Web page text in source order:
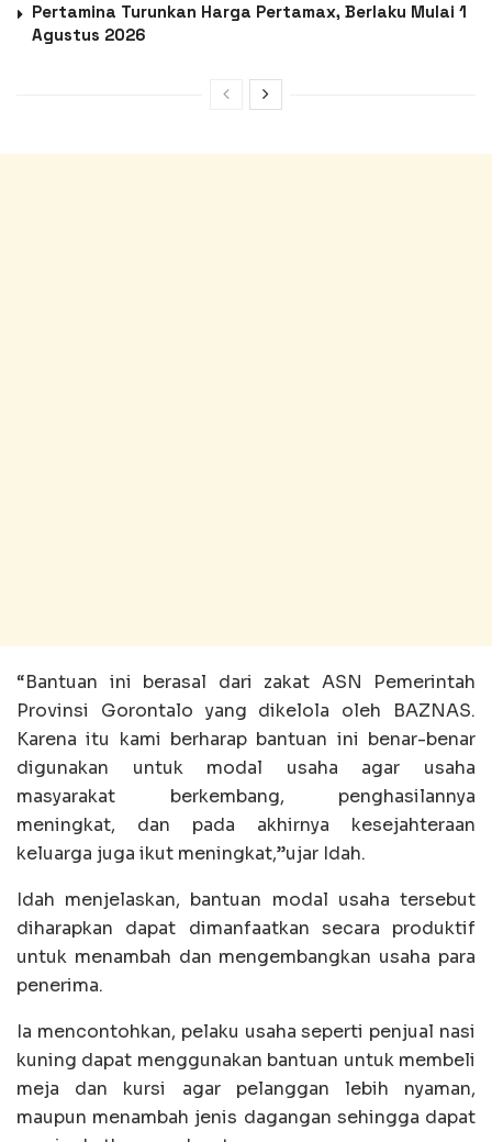
Pertamina Turunkan Harga Pertamax, Berlaku Mulai 1
Agustus 2026
“Bantuan ini berasal dari zakat ASN Pemerintah
Provinsi Gorontalo yang dikelola oleh BAZNAS.
Karena itu kami berharap bantuan ini benar-benar
digunakan untuk modal usaha agar usaha
masyarakat berkembang, penghasilannya
meningkat, dan pada akhirnya kesejahteraan
keluarga juga ikut meningkat,”ujar Idah.
Idah menjelaskan, bantuan modal usaha tersebut
diharapkan dapat dimanfaatkan secara produktif
untuk menambah dan mengembangkan usaha para
penerima.
Ia mencontohkan, pelaku usaha seperti penjual nasi
kuning dapat menggunakan bantuan untuk membeli
meja dan kursi agar pelanggan lebih nyaman,
maupun menambah jenis dagangan sehingga dapat